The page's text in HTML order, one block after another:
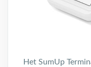
Het SumUp